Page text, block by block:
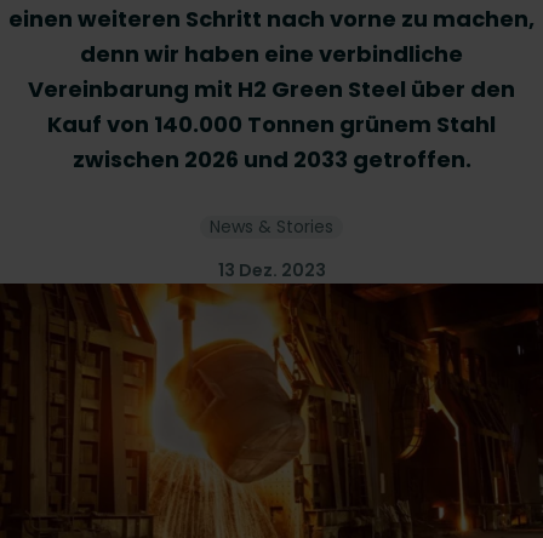
einen weiteren Schritt nach vorne zu machen,
denn wir haben eine verbindliche
Vereinbarung mit H2 Green Steel über den
Kauf von 140.000 Tonnen grünem Stahl
zwischen 2026 und 2033 getroffen.
News & Stories
13 Dez. 2023